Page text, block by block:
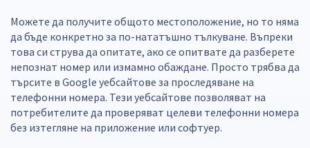
Можете да получите общото местоположение, но то няма
да бъде конкретно за по-нататъшно тълкуване. Въпреки
това си струва да опитате, ако се опитвате да разберете
непознат номер или измамно обаждане. Просто трябва да
търсите в Google уебсайтове за проследяване на
телефонни номера. Тези уебсайтове позволяват на
потребителите да проверяват целеви телефонни номера
без изтегляне на приложение или софтуер.